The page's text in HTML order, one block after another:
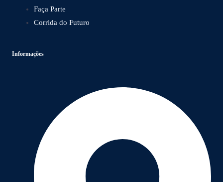
Faça Parte
Corrida do Futuro
Informações